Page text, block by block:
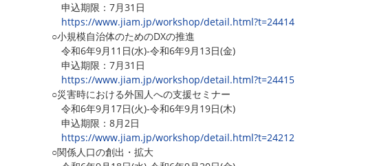
申込期限：7月31日
https://www.jiam.jp/workshop/detail.html?t=24414
○小規模自治体のためのDXの推進
令和6年9月11日(水)-令和6年9月13日(金)
申込期限：7月31日
https://www.jiam.jp/workshop/detail.html?t=24415
○災害時における外国人への支援セミナー
令和6年9月17日(火)-令和6年9月19日(木)
申込期限：8月2日
https://www.jiam.jp/workshop/detail.html?t=24212
○関係人口の創出・拡大